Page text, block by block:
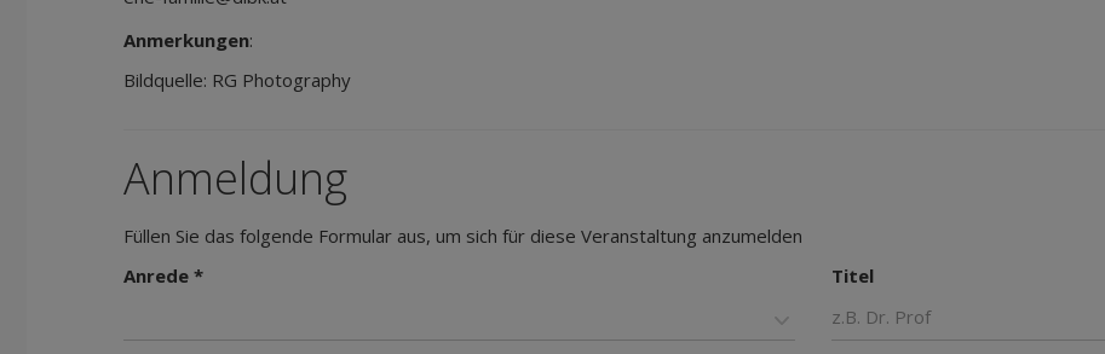
Anmerkungen:
Bildquelle: RG Photography
Anmeldung
Füllen Sie das folgende Formular aus, um sich für diese Veranstaltung anzumelden
Anrede *
Titel